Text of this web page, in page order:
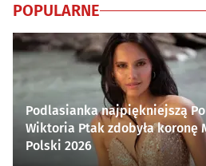
POPULARNE
Podlasianka najpiękniejszą
Wiktoria Ptak zdobyła koronę
Polski 2026